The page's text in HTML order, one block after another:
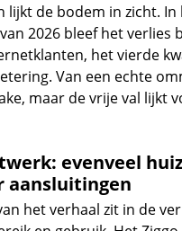
lijkt de bodem in zicht.
2026 bleef het verlies
het vierde
Van een echte
maar de vrije val lijkt
evenveel
aansluitingen
het verhaal zit in de